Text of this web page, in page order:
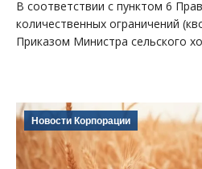
В соответствии с пунктом 6
количественных ограничений
Приказом Министра сельского
Новости Корпорации